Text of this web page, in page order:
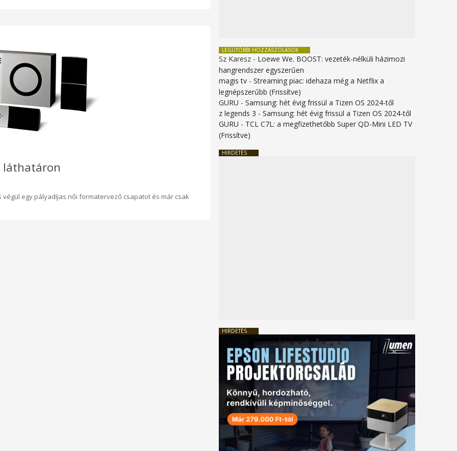
láthatáron
egy pályadíjas női formatervező csapatot és már csak
LEGUTÓBBI HOZZÁSZÓLÁSOK
Sz Karesz - Loewe We. BOOST: vezeték-nélküli házimozi
hangrendszer egyszerűen
magis tv -Streaming piac: idehaza még a Netflix a
legnépszerűbb (Frissítve)
GURU -Samsung: hét évig frissül a Tizen OS 2024-től
z legends 3 -Samsung: hét évig frissül a Tizen OS 2024-től
GURU - TCL C7L: a megfizethetőbb Super QD-Mini LED TV
(Frissítve)
HIRDETÉS
HIRDETÉS